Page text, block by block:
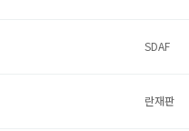
SDAF
란재판